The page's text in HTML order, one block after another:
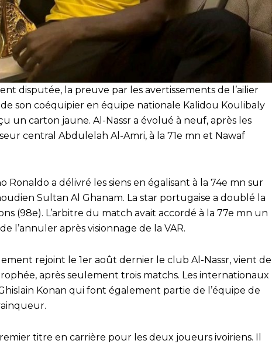
disputée, la preuve par les avertissements de l’ailier
de son coéquipier en équipe nationale Kalidou Koulibaly
un carton jaune. Al-Nassr a évolué à neuf, après les
central Abdulelah Al-Amri, à la 71e mn et Nawaf
Ronaldo a délivré les siens en égalisant à la 74e mn sur
Sultan Al Ghanam. La star portugaise a doublé la
(98e). L’arbitre du match avait accordé à la 77e mn un
l’annuler après visionnage de la VAR.
rejoint le 1er août dernier le club Al-Nassr, vient de
après seulement trois matchs. Les internationaux
Konan qui font également partie de l’équipe de
titre en carrière pour les deux joueurs ivoiriens. Il